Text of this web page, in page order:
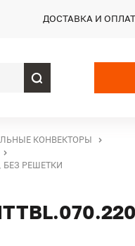
ДОСТАВКА И
КОНВЕКТОРЫ
БЕЗ РЕШЕТКИ